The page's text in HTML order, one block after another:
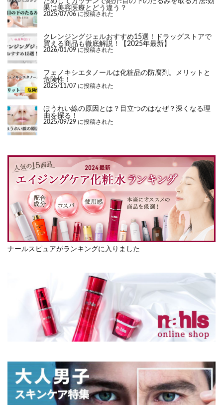
果は美容医療とどう違う？
2025/07/06 に投稿された
クレンジングジェルおすすめ15選！ドラッグストアで
買える商品も徹底解説！【2025年最新】
2026/01/09 に投稿された
フェノキシエタノールは化粧品の防腐剤。メリットと
危険性！
2025/11/07 に投稿された
ほうれい線の原因とは？目立つのはなぜ？深くなる理
由を探る！
2025/09/29 に投稿された
ナールスピュアがランキングに入りました